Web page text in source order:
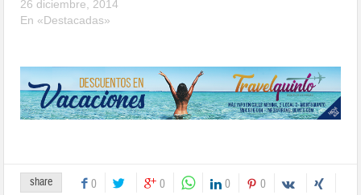
26 diciembre, 2014
En «Destacadas»
share 0 0 0 0